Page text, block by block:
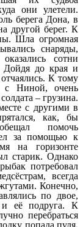
они улетели.
берега Дона, в
другой берег. К
Шла огромная
снаряды,
сотни
Дойдя до края и
К тому
Ниной, очень
– грузина.
с другими в
как, бы
помочь
за помощью к
на горизонте
старик. Однако
потребовал
всегда
Конечно,
по двое,
её подруга. К
перебраться
попала пуля,